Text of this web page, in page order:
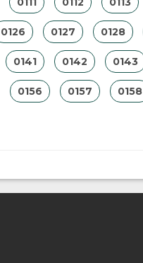
0126 0127 0128
0141 0142 0143
0156 0157 0158